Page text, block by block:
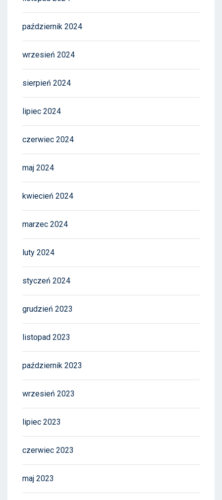
październik 2024
wrzesień 2024
sierpień 2024
lipiec 2024
czerwiec 2024
maj 2024
kwiecień 2024
marzec 2024
luty 2024
styczeń 2024
grudzień 2023
listopad 2023
październik 2023
wrzesień 2023
lipiec 2023
czerwiec 2023
maj 2023